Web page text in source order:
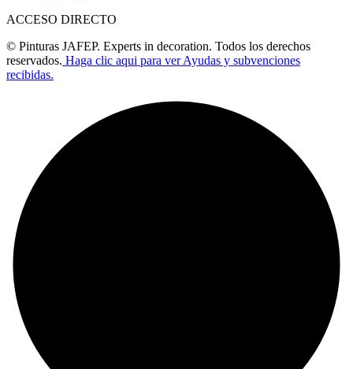
ACCESO DIRECTO
© Pinturas JAFEP. Experts in decoration. Todos los derechos
reservados. Haga clic aqui para ver Ayudas y subvenciones
recibidas.